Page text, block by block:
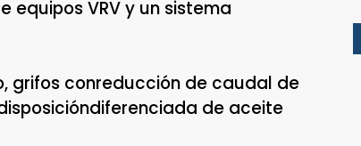
VRV y un sistema
grifos conreducción de caudal de
de aceite